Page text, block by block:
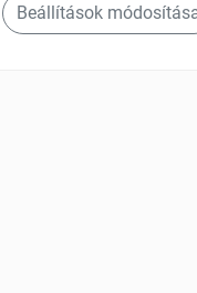
Beállítások